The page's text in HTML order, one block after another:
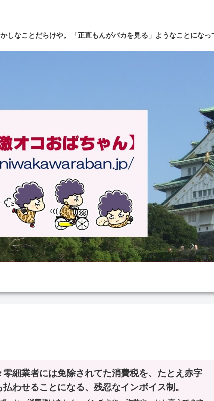
しなことだらけや。「正直もんがバカを見る」ようなことになっ
零細業者には免除されてた消費税を、たとえ赤字
払わせることになる、残忍なインボイス制。